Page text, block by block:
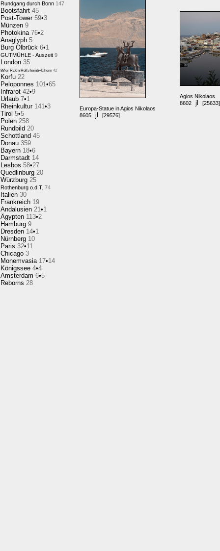
Rundgang durch Bonn 147
Bootsfahrt 45
Post-Tower 59•3
Münzen 9
Photokina 76•2
Anaglyph 5
Burg Olbrück 6•1
GUTMÜHLE - Auszeit 9
London 35
88'er Rck'n Roll,rheinb+b.honn 42
Korfu 22
Peloponnes 101•65
Infrarot 42•9
Urlaub 7•1
Rheinkultur 141•3
Tirol 5•5
Polen 258
Rundbild 20
Schottland 45
Donau 359
Bayern 18•6
Darmstadt 14
Lesbos 58•27
Quedlinburg 20
Würzburg 25
Rothenburg o.d.T. 74
Italien 30
Frankreich 19
Andalusien 21•1
Ägypten 113•2
Hamburg 9
Dresden 14•1
Nürnberg 10
Paris 32•11
Chicago 3
Monemvasia 17•14
Königssee 4•4
Amsterdam 6•5
Reborns 28
Europa-Statue in Agios Nikolaos
8605
jl [29576]
Agios Nikolaos
8602
jl [25633]